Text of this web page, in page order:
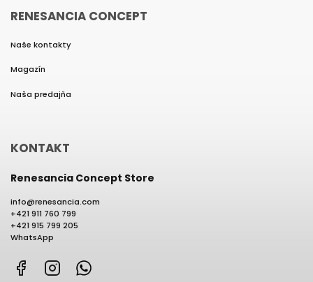
RENESANCIA CONCEPT
Naše kontakty
Magazín
Naša predajňa
KONTAKT
Renesancia Concept Store
info@renesancia.com
+421 911 760 799
+421 915 799 205
WhatsApp
FacebookInstagram